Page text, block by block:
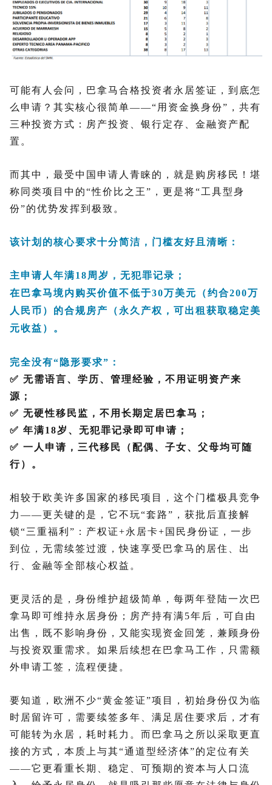
可能有人会问，巴拿马合格投资者永居签证，到底怎
么申请？其实核心很简单——“用资金换身份”，共有
三种投资方式：房产投资、银行定存、金融资产配
置。
而其中，最受中国申请人青睐的，就是购房移民！堪
称同类项目中的“性价比之王”，更是将“工具型身
份”的优势发挥到极致。
该计划的核心要求十分简洁，门槛友好且清晰：
主申请人年满18周岁，无犯罪记录；
在巴拿马境内购买价值不低于30万美元（约合200万
人民币）的合规房产（永久产权，可出租获取稳定美
元收益）。
完全没有“隐形要求”：
✅ 无需语言、学历、管理经验，不用证明资产来
源；
✅ 无硬性移民监，不用长期定居巴拿马；
✅ 年满18岁、无犯罪记录即可申请；
✅ 一人申请，三代移民（配偶、子女、父母均可随
行）。
相较于欧美许多国家的移民项目，这个门槛极具竞争
力——更关键的是，它不玩“套路”，获批后直接解
锁“三重福利”：产权证+永居卡+国民身份证，一步
到位，无需续签过渡，快速享受巴拿马的居住、出
行、金融等全部核心权益。
更灵活的是，身份维护超级简单，每两年登陆一次巴
拿马即可维持永居身份；房产持有满5年后，可自由
出售，既不影响身份，又能实现资金回笼，兼顾身份
与投资双重需求。如果后续想在巴拿马工作，只需额
外申请工签，流程便捷。
要知道，欧洲不少“黄金签证”项目，初始身份仅为临
时居留许可，需要续签多年、满足居住要求后，才有
可能转为永居，耗时耗力。而巴拿马之所以采取更直
接的方式，本质上与其“通道型经济体”的定位有关
——它更看重长期、稳定、可预期的资本与人口流